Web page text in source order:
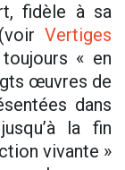
fidèle à sa
Vertiges
« en
œuvres de
dans
la fin
vivante »